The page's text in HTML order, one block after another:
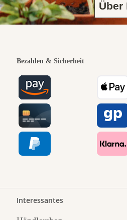
Über
Bezahlen & Sicherheit
Interessantes